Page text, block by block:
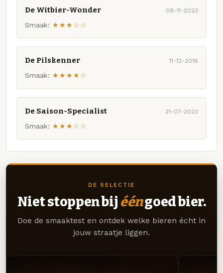
De Witbier-Wonder 09-11-2023
Smaak: ★★★☆☆
De Pilskenner 11-12-2016
Smaak: ★★★★☆
De Saison-Specialist 21-07-2023
Smaak: ★★★☆☆
DE SELECTIE
Niet stoppen bij ééngoed bier.
Doe de smaaktest en ontdek welke bieren écht in
jouw straatje liggen.